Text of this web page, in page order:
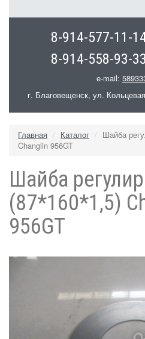
8-914-577-11-
8-914-558-93-33
e-mail:
г. Благовещенск, ул.
Главная Каталог
Шайба
Changlin 956GT
Шайба
(87*160*1,5)
956GT